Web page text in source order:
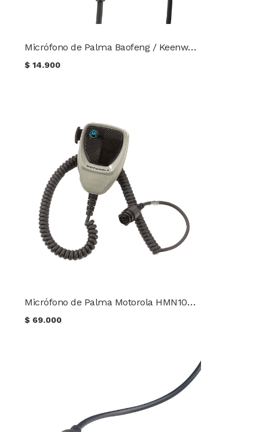
Micrófono de Palma Baofeng / Keenwood
$14.900
Micrófono de Palma Motorola HMN1090C
$ 69.000